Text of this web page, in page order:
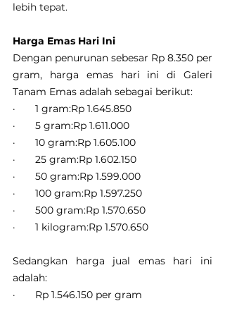
lebih tepat.
Harga Emas Hari Ini
Dengan penurunan sebesar Rp 8.350 per
gram, harga emas hari ini di Galeri
Tanam Emas adalah sebagai berikut:
·       1 gram:Rp 1.645.850
·       5 gram:Rp 1.611.000
·       10 gram:Rp 1.605.100
·       25 gram:Rp 1.602.150
·       50 gram:Rp 1.599.000
·       100 gram:Rp 1.597.250
·       500 gram:Rp 1.570.650
·       1 kilogram:Rp 1.570.650
Sedangkan harga jual emas hari ini
adalah:
·       Rp 1.546.150 per gram